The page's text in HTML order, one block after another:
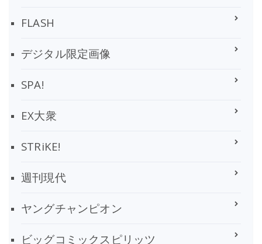
FLASH
デジタル限定画像
SPA!
EX大衆
STRiKE!
週刊現代
ヤングチャンピオン
ビッグコミックスピリッツ